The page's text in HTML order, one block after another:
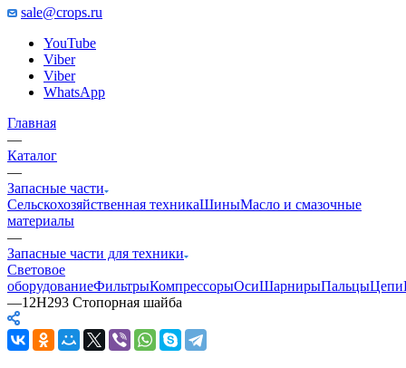
sale@crops.ru
YouTube
Viber
Viber
WhatsApp
Главная
—
Каталог
—
Запасные части
Сельскохозяйственная техникаШиныМасло и смазочные
материалы
—
Запасные части для техники
Световое
оборудованиеФильтрыКомпрессорыОсиШарнирыПальцыЦепи
—12Н293 Стопорная шайба